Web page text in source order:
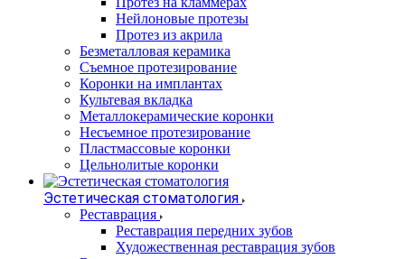
Нейлоновые протезы
Протез из акрила
Безметалловая керамика
Съемное протезирование
Коронки на имплантах
Культевая вкладка
Металлокерамические коронки
Несъемное протезирование
Пластмассовые коронки
Цельнолитые коронки
Эстетическая стоматология
Реставрация
Реставрация передних зубов
Художественная реставрация зубов